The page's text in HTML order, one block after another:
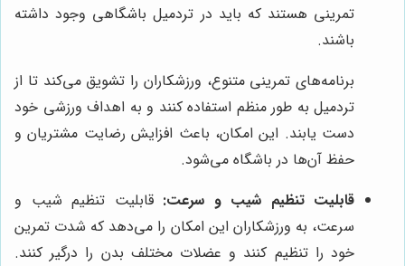
تمرینی هستند که باید در تردمیل باشگاهی وجود داشته
باشند.
برنامه‌های تمرینی متنوع، ورزشکاران را تشویق می‌کند تا از
تردمیل به طور منظم استفاده کنند و به اهداف ورزشی خود
دست یابند. این امکان، باعث افزایش رضایت مشتریان و
حفظ آن‌ها در باشگاه می‌شود.
قابلیت تنظیم شیب و سرعت: قابلیت تنظیم شیب و
سرعت، به ورزشکاران این امکان را می‌دهد که شدت تمرین
خود را تنظیم کنند و عضلات مختلف بدن را درگیر کنند.